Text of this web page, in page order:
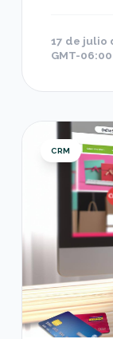
17 de julio
GMT-06:00
Potencia tu
CRM